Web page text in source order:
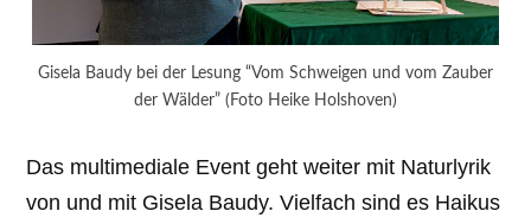
Gisela Baudy bei der Lesung “Vom Schweigen und vom Zauber
der Wälder” (Foto Heike Holshoven)
Das multimediale Event geht weiter mit Naturlyrik
von und mit Gisela Baudy. Vielfach sind es Haikus